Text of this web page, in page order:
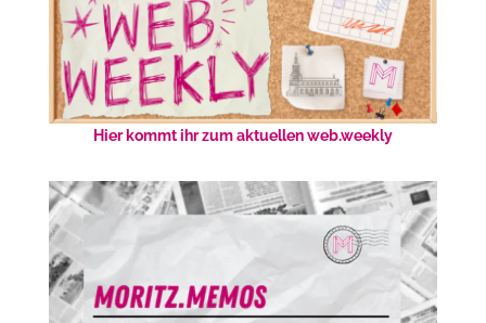
Hier kommt ihr zum aktuellen web.weekly